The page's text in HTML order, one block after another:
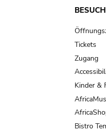
Tickets
Zugang
Kinder &
Bistro